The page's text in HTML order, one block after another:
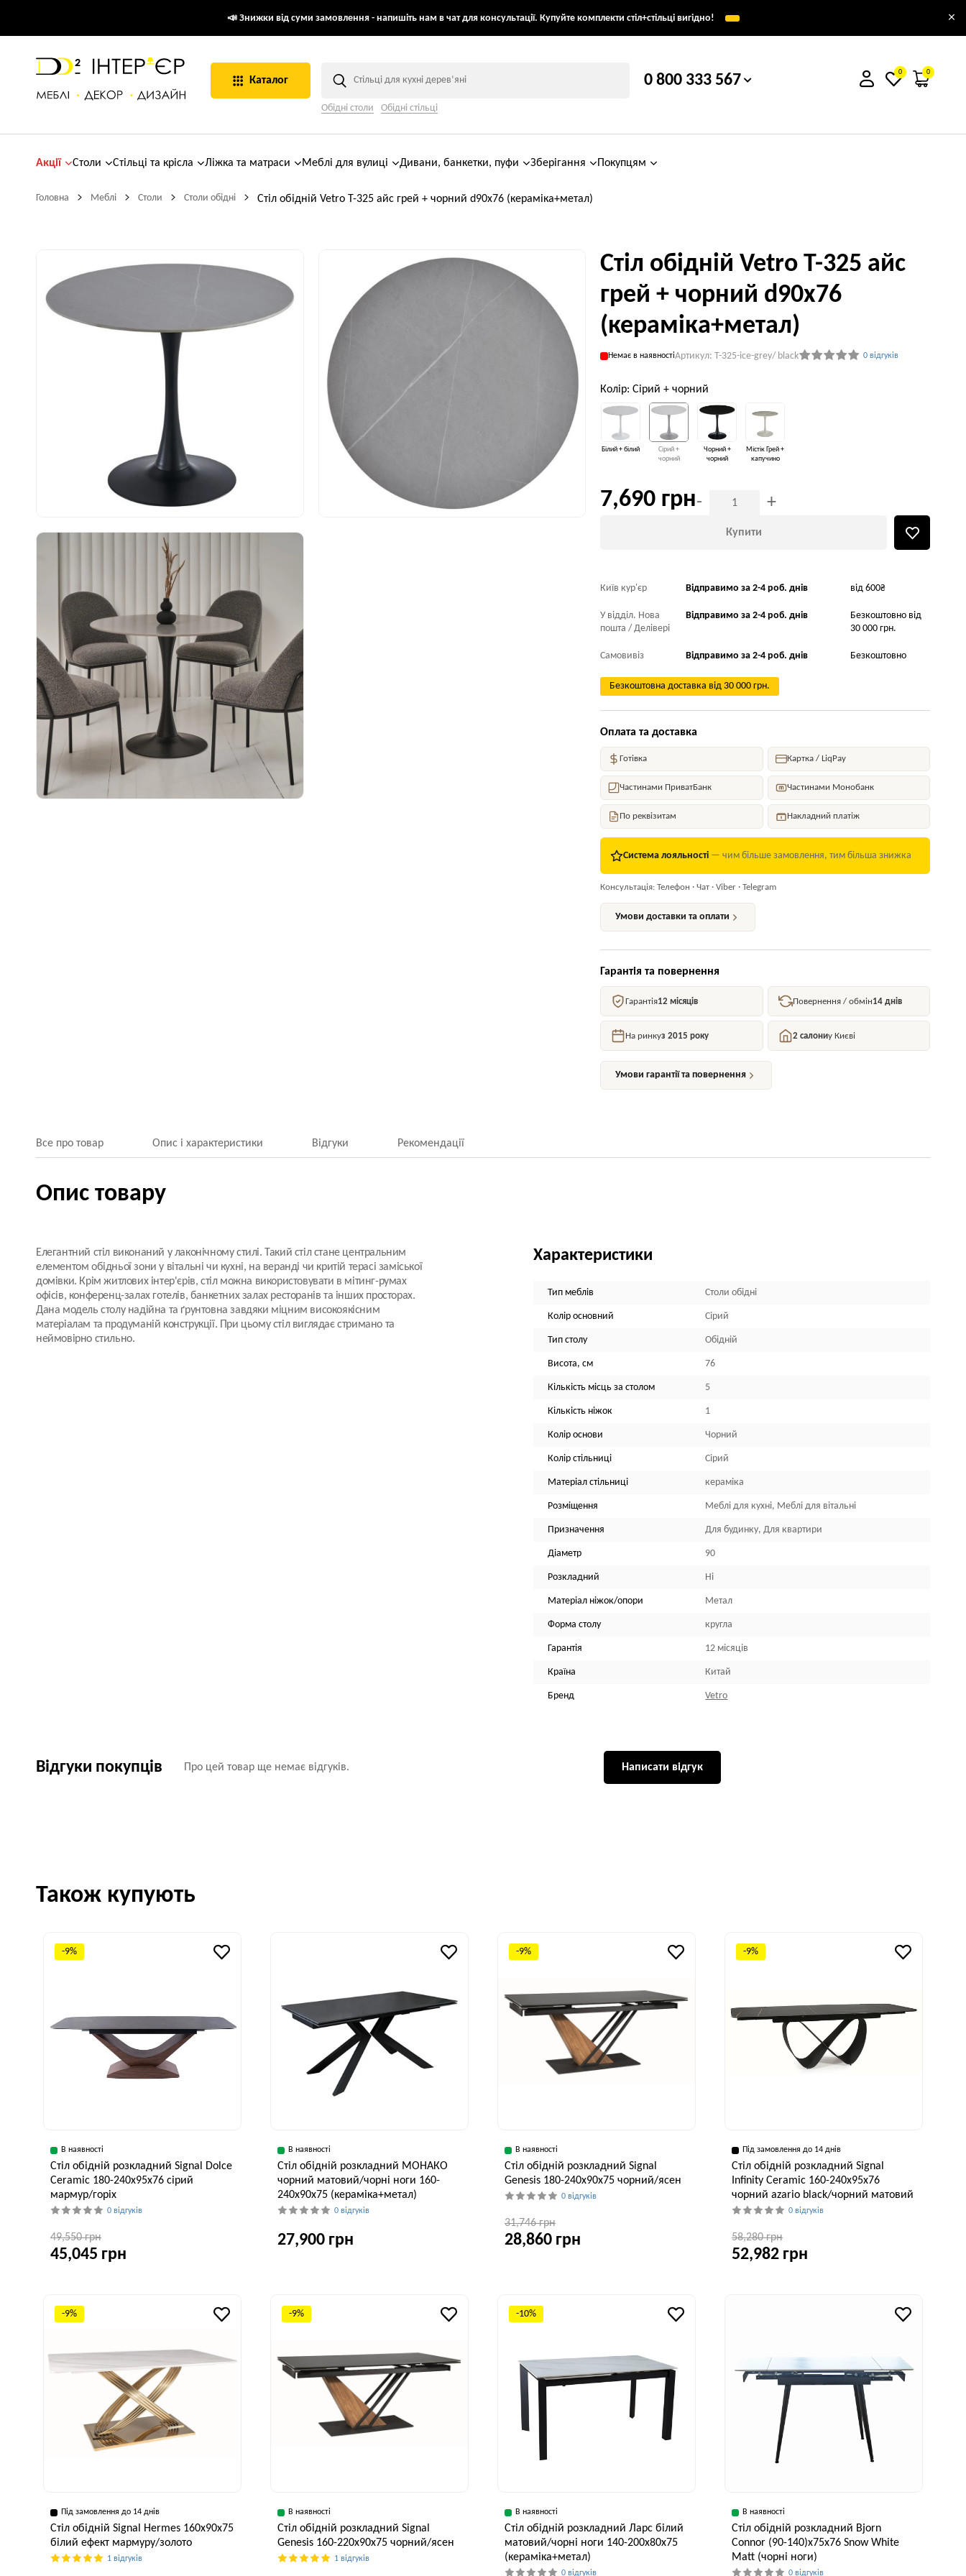
📣 Знижки від суми замовлення - напишіть нам в чат для консультації. Купуйте комплекти стіл+стільці вигідно! ×
Каталог
Обідні столи Обідні стільці
0 800 333 567 0 0
Акції Столи Стільці та крісла Ліжка та матраси Меблі для вулиці Дивани, банкетки, пуфи Зберігання Покупцям
Головна Меблі Столи Столи обідні Стіл обідній Vetro T-325 айс грей + чорний d90x76 (кераміка+метал)
Стіл обідній Vetro T-325 айс
грей + чорний d90x76
(кераміка+метал)
Немає в наявностіАртикул: T-325-ice-grey/ black 0 відгуків
Колір: Сірий + чорний
Білий + білий
Сірий +
чорний
Чорний +
чорний
Містік Грей +
капучино
7,690 грн- +
Купити
Київ кур'єр Відправимо за 2-4 роб. днів від 600₴
У відділ. Нова
пошта / Делівері
Відправимо за 2-4 роб. днів
Безкоштовно від
30 000 грн.
Самовивіз Відправимо за 2-4 роб. днів Безкоштовно
Безкоштовна доставка від 30 000 грн.
Оплата та доставка
Готівка Картка / LiqPay
Частинами ПриватБанк Частинами Монобанк
По реквізитам Накладний платіж
Система лояльності — чим більше замовлення, тим більша знижка
Консультація: Телефон · Чат · Viber · Telegram
Умови доставки та оплати
Гарантія та повернення
Гарантія12 місяців Повернення / обмін14 днів
На ринкуз 2015 року 2 салониу Києві
Умови гарантії та повернення
Все про товар Опис і характеристики Відгуки Рекомендації
Опис товару
Елегантний стіл виконаний у лаконічному стилі. Такий стіл стане центральним
елементом обідньої зони у вітальні чи кухні, на веранді чи критій терасі заміської
домівки. Крім житлових інтер'єрів, стіл можна використовувати в мітинг-румах
офісів, конференц-залах готелів, банкетних залах ресторанів та інших просторах.
Дана модель столу надійна та ґрунтовна завдяки міцним високоякісним
матеріалам та продуманій конструкції. При цьому стіл виглядає стримано та
неймовірно стильно.
Характеристики
Тип меблів Столи обідні
Колір основний Сірий
Тип столу Обідній
Висота, см 76
Кількість місць за столом 5
Кількість ніжок 1
Колір основи Чорний
Колір стільниці Сірий
Матеріал стільниці кераміка
Розміщення Меблі для кухні, Меблі для вітальні
Призначення Для будинку, Для квартири
Діаметр 90
Розкладний Ні
Матеріал ніжок/опори Метал
Форма столу кругла
Гарантія 12 місяців
Країна Китай
Бренд Vetro
Відгуки покупців Про цей товар ще немає відгуків. Написати відгук
Також купують
-9%
В наявності
Стіл обідній розкладний Signal Dolce
Ceramic 180-240x95x76 сірий
мармур/горіх
0 відгуків
49,550 грн
45,045 грн
95 см 76 см
В наявності
Стіл обідній розкладний МОНАКО
чорний матовий/чорні ноги 160-
240x90x75 (кераміка+метал)
0 відгуків
27,900 грн
90 см 75 см
-9%
В наявності
Стіл обідній розкладний Signal
Genesis 180-240x90x75 чорний/ясен
0 відгуків
31,746 грн
28,860 грн
-9%
Під замовлення до 14 днів
Стіл обідній розкладний Signal
Infinity Ceramic 160-240x95x76
чорний azario black/чорний матовий
0 відгуків
58,280 грн
52,982 грн
76 см
-9%
Під замовлення до 14 днів
Стіл обідній Signal Hermes 160x90x75
білий ефект мармуру/золото
1 відгуків
-9%
В наявності
Стіл обідній розкладний Signal
Genesis 160-220x90x75 чорний/ясен
1 відгуків
-10%
В наявності
Стіл обідній розкладний Ларс білий
матовий/чорні ноги 140-200x80x75
(кераміка+метал)
0 відгуків
В наявності
Стіл обідній розкладний Bjorn
Connor (90-140)х75х76 Snow White
Matt (чорні ноги)
0 відгуків